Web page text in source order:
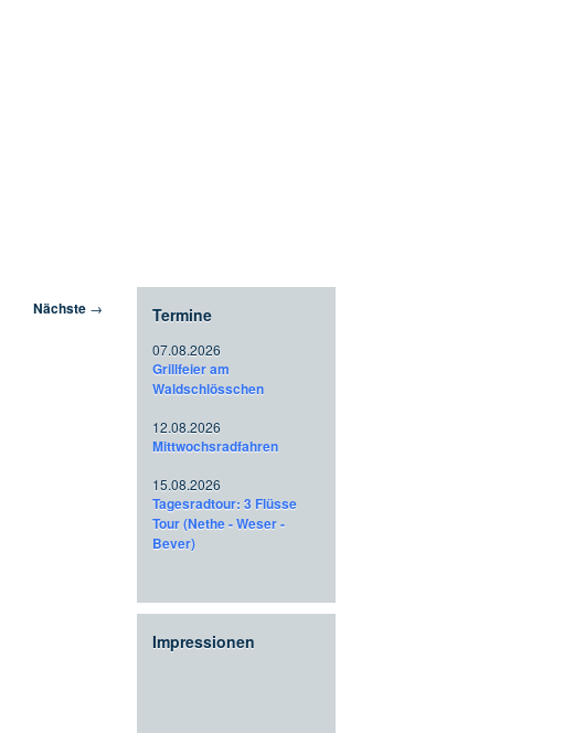
Nächste → Termine
07.08.2026
Grillfeier am
Waldschlösschen
12.08.2026
Mittwochsradfahren
15.08.2026
Tagesradtour: 3 Flüsse
Tour (Nethe - Weser -
Bever)
Impressionen